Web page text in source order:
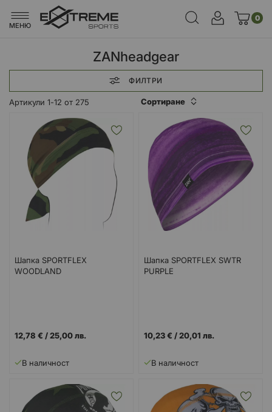
МЕНЮ
0
ZANheadgear
ФИЛТРИ
Артикули 1-12 от 275 Сортиране
Шапка SPORTFLEX
WOODLAND
12,78 € /25,00 лв.
В наличност
Шапка SPORTFLEX SWTR
PURPLE
10,23 € /20,01 лв.
В наличност